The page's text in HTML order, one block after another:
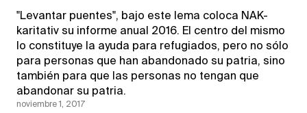
"Levantar puentes", bajo este lema coloca NAK-
karitativ su informe anual 2016. El centro del mismo
lo constituye la ayuda para refugiados, pero no sólo
para personas que han abandonado su patria, sino
también para que las personas no tengan que
abandonar su patria.
noviembre 1, 2017